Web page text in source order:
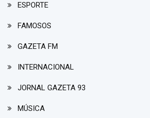
ESPORTE
FAMOSOS
GAZETA FM
INTERNACIONAL
JORNAL GAZETA 93
MÚSICA